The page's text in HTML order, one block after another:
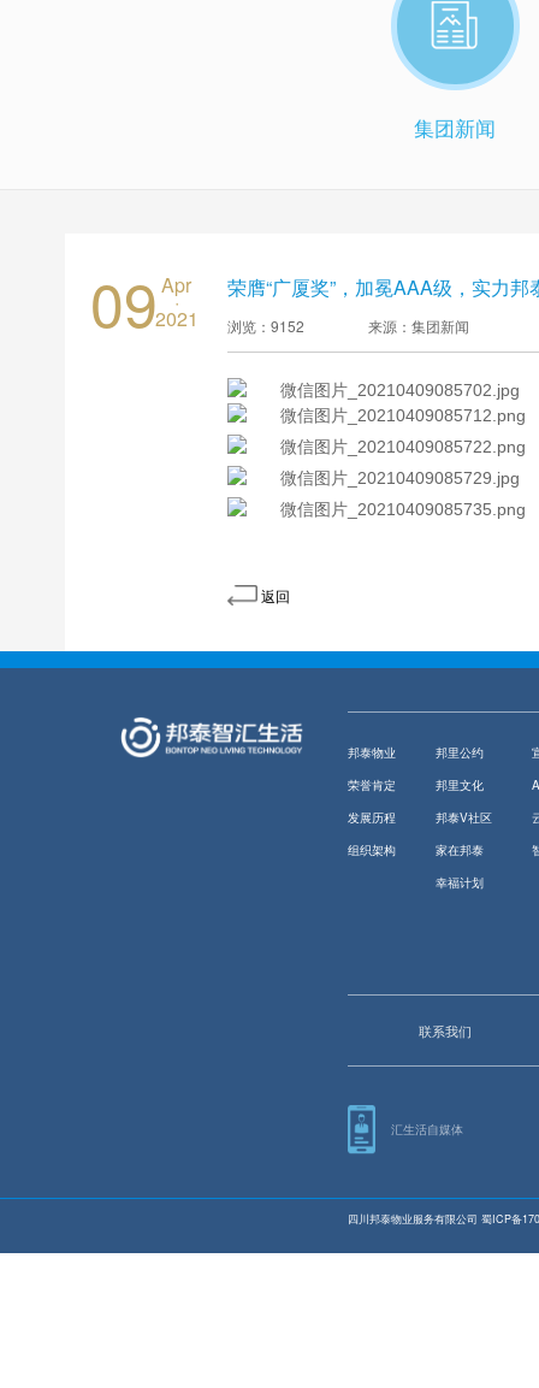
集团新闻
09Apr
·
2021
荣膺“广厦奖”，加冕AAA级，实力
浏览：9152 来源：集团新闻
返回
邦泰物业
荣誉肯定
发展历程
组织架构
邦里公约
邦里文化
邦泰V社区
家在邦泰
幸福计划
联系我们
汇生活自媒体
四川邦泰物业服务有限公司 蜀ICP备